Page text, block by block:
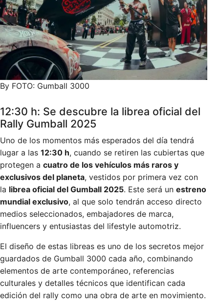
By FOTO: Gumball 3000
12:30 h: Se descubre la librea oficial del
Rally Gumball 2025
Uno de los momentos más esperados del día tendrá
lugar a las 12:30 h, cuando se retiren las cubiertas que
protegen a cuatro de los vehículos más raros y
exclusivos del planeta, vestidos por primera vez con
la librea oficial del Gumball 2025. Este será un estreno
mundial exclusivo, al que solo tendrán acceso directo
medios seleccionados, embajadores de marca,
influencers y entusiastas del lifestyle automotriz.
El diseño de estas libreas es uno de los secretos mejor
guardados de Gumball 3000 cada año, combinando
elementos de arte contemporáneo, referencias
culturales y detalles técnicos que identifican cada
edición del rally como una obra de arte en movimiento.